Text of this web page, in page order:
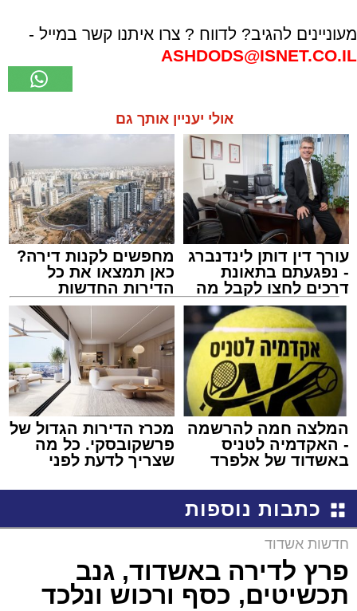
מעוניינים להגיב? לדווח ? צרו איתנו קשר במייל -
ASHDODS@ISNET.CO.IL
אולי יעניין אותך גם
עורך דין דותן לינדנברג
- נפגעתם בתאונת
דרכים לחצו לקבל מה
שמגיע לכם
מחפשים לקנות דירה?
כאן תמצאו את כל
הדירות החדשות
למכירה באשדוד >>>
המלצה חמה להרשמה
- האקדמיה לטניס
באשדוד של אלפרד
מכרז הדירות הגדול של
פרשקובסקי. כל מה
שצריך לדעת לפני
באשדוד
כתבות נוספות
חדשות אשדוד
פרץ לדירה באשדוד, גנב
תכשיטים, כסף ורכוש ונלכד